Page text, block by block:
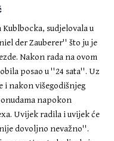
sudjelovala u
der Zauberer'' što ju je
Nakon rada na ovom
posao u ''24 sata''. Uz
i nakon višegodišnjeg
napokon
Uvijek radila i uvijek će
dovoljno nevažno''.